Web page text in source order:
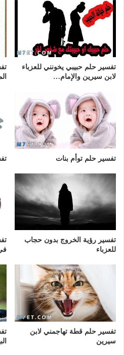
تفسير حلم حبيبي يخونني للعزباء
لابن سيرين والإمام…
تفسير حلم توأم بنات
تفسير رؤية الخروج بدون حجاب
للعزباء
تفسير حلم قطة تهاجمني لابن
سيرين